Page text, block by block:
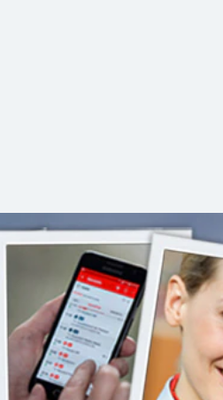
Holstein
Fahrpläne in
Sie immer auf dem